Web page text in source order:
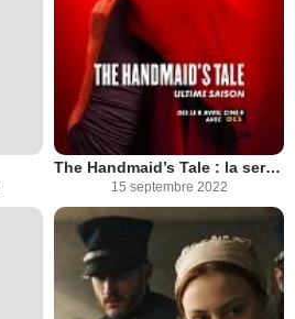
The Handmaid’s Tale : la servante écarlate
15 septembre 2022